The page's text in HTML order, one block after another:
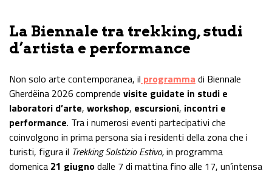
La Biennale tra trekking, studi
d’artista e performance
Non solo arte contemporanea, il programma di Biennale
Gherdëina 2026 comprende visite guidate in studi e
laboratori d’arte, workshop, escursioni, incontri e
performance. Tra i numerosi eventi partecipativi che
coinvolgono in prima persona sia i residenti della zona che i
turisti, figura il Trekking Solstizio Estivo,in programma
domenica 21 giugnodalle 7 di mattina fino alle 17, un’intensa